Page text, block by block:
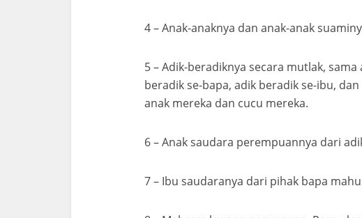
4 – Anak-anaknya dan anak-anak
5 – Adik-beradiknya secara mutlak,
beradik se-bapa, adik beradik se-ibu,
anak mereka dan cucu mereka.
6 – Anak saudara perempuannya dari
7 – Ibu saudaranya dari pihak bapa